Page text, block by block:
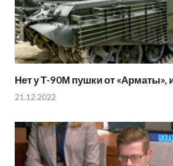
Нет у Т-90М пушки от «Арматы»,
21.12.2022